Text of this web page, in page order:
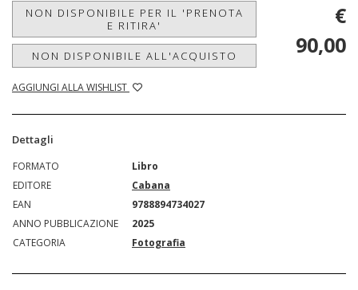
NON DISPONIBILE PER IL 'PRENOTA
E RITIRA'
NON DISPONIBILE ALL'ACQUISTO
AGGIUNGI ALLA WISHLIST
€
90,00
Dettagli
FORMATO
Libro
EDITORE
Cabana
EAN
9788894734027
ANNO PUBBLICAZIONE
2025
CATEGORIA
Fotografia